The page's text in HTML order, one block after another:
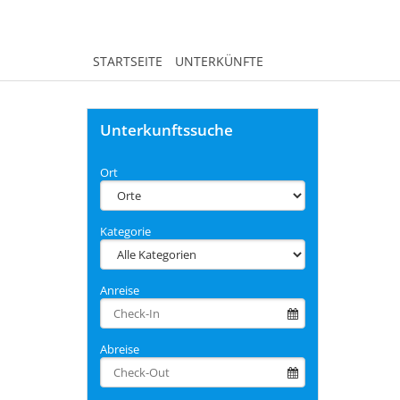
STARTSEITE UNTERKÜNFTE
Unterkunftssuche
Ort
Kategorie
Anreise
Abreise